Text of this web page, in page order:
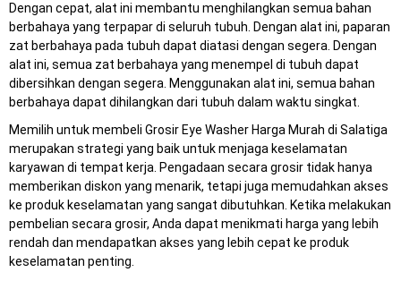
Dengan cepat, alat ini membantu menghilangkan semua bahan
berbahaya yang terpapar di seluruh tubuh. Dengan alat ini, paparan
zat berbahaya pada tubuh dapat diatasi dengan segera. Dengan
alat ini, semua zat berbahaya yang menempel di tubuh dapat
dibersihkan dengan segera. Menggunakan alat ini, semua bahan
berbahaya dapat dihilangkan dari tubuh dalam waktu singkat.
Memilih untuk membeli Grosir Eye Washer Harga Murah di Salatiga
merupakan strategi yang baik untuk menjaga keselamatan
karyawan di tempat kerja. Pengadaan secara grosir tidak hanya
memberikan diskon yang menarik, tetapi juga memudahkan akses
ke produk keselamatan yang sangat dibutuhkan. Ketika melakukan
pembelian secara grosir, Anda dapat menikmati harga yang lebih
rendah dan mendapatkan akses yang lebih cepat ke produk
keselamatan penting.